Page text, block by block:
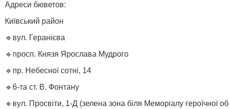
Адреси бюветов:
Київський район
🔹вул. Геранієва
🔹просп. Князя Ярослава Мудрого
🔹пр. Небесної сотні, 14
🔹6-та ст. В. Фонтану
🔹вул. Просвіти, 1-Д (зелена зона біля Меморіалу героїчної